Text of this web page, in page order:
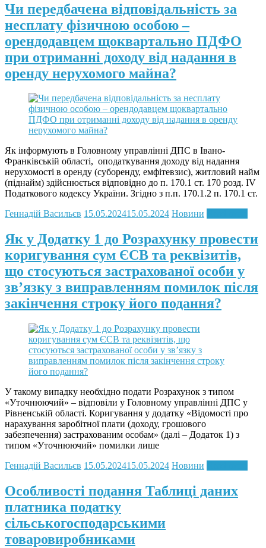
Чи передбачена відповідальність за
несплату фізичною особою –
орендодавцем щоквартально ПДФО
при отриманні доходу від надання в
оренду нерухомого майна?
Як інформують в Головному управлінні ДПС в Івано-
Франківській області, оподаткування доходу від надання
нерухомості в оренду (суборенду, емфітевзис), житловий найм
(піднайм) здійснюється відповідно до п. 170.1 ст. 170 розд. IV
Податкового кодексу України. Згідно з п.п. 170.1.2 п. 170.1 ст.
Геннадій Васильєв 15.05.202415.05.2024 Новини
Як у Додатку 1 до Розрахунку провести
коригування сум ЄСВ та реквізитів,
що стосуються застрахованої особи у
зв’язку з виправленням помилок після
закінчення строку його подання?
У такому випадку необхідно подати Розрахунок з типом
«Уточнюючий» – відповіли у Головному управлінні ДПС у
Рівненській області. Коригування у додатку «Відомості про
нарахування заробітної плати (доходу, грошового
забезпечення) застрахованим особам» (далі – Додаток 1) з
типом «Уточнюючий» помилки лише
Геннадій Васильєв 15.05.202415.05.2024 Новини
Особливості подання Таблиці даних
платника податку
сільськогосподарськими
товаровиробниками